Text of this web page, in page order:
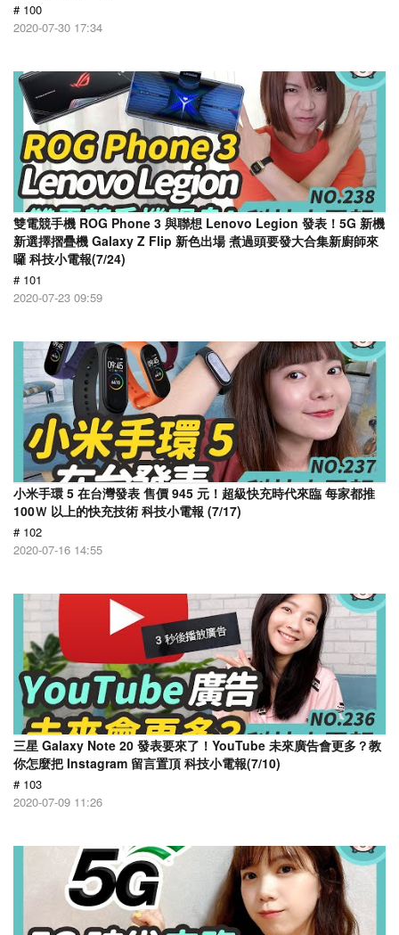
# 100
2020-07-30 17:34
雙電競手機 ROG Phone 3 與聯想 Lenovo Legion 發表！5G 新機
新選擇摺疊機 Galaxy Z Flip 新色出場 煮過頭要發大合集新廚師來
囉 科技小電報(7/24)
# 101
2020-07-23 09:59
小米手環 5 在台灣發表 售價 945 元！超級快充時代來臨 每家都推
100Ｗ 以上的快充技術 科技小電報 (7/17)
# 102
2020-07-16 14:55
三星 Galaxy Note 20 發表要來了！YouTube 未來廣告會更多？教
你怎麼把 Instagram 留言置頂 科技小電報(7/10)
# 103
2020-07-09 11:26